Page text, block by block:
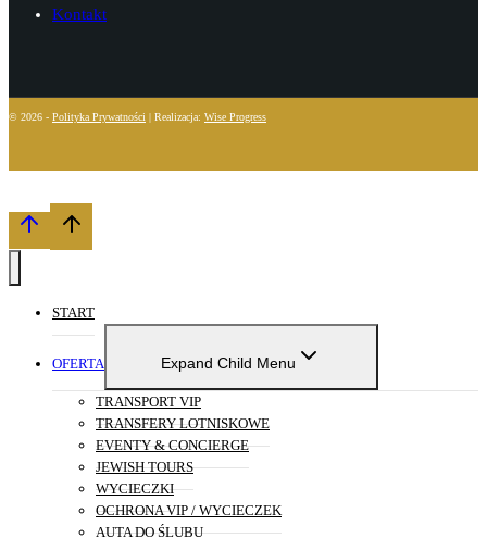
Kontakt
© 2026 - Polityka Prywatności | Realizacja: Wise Progress
START
OFERTA Expand Child Menu
TRANSPORT VIP
TRANSFERY LOTNISKOWE
EVENTY & CONCIERGE
JEWISH TOURS
WYCIECZKI
OCHRONA VIP / WYCIECZEK
AUTA DO ŚLUBU